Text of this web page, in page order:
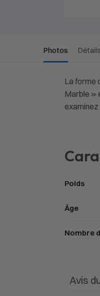
Photos Détails
La forme
Marble »
Poids
Âge
Nombre
Avis